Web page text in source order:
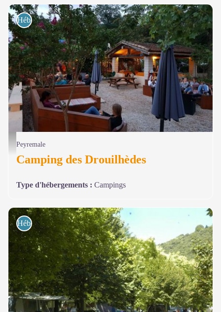
Camping des Drouilhèdes - Camping des Drouilhèdes
Hébergements
Peyremale
Camping des Drouilhèdes
Type d'hébergements : Campings
Hébergements